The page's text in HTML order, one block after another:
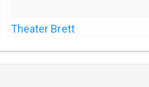
Theater Brett